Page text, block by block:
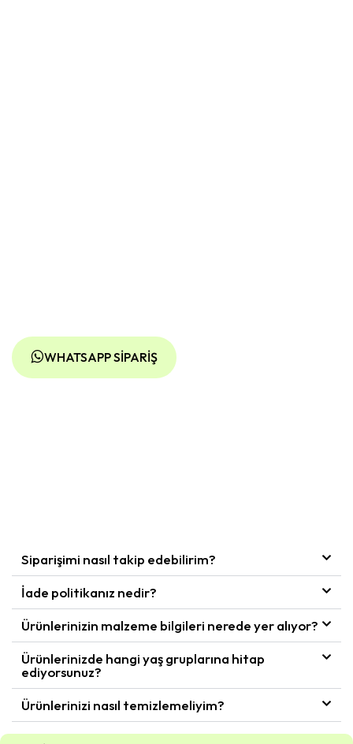
WHATSAPP SIPARIŞ
Siparişimi nasıl takip edebilirim?
İade politikanız nedir?
Ürünlerinizin malzeme bilgileri nerede yer alıyor?
Ürünlerinizde hangi yaş gruplarına hitap
ediyorsunuz?
Ürünlerinizi nasıl temizlemeliyim?